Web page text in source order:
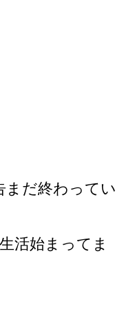
まだ終わってい
活始まってま